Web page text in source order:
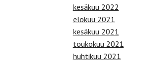
kesäkuu 2022
elokuu 2021
kesäkuu 2021
toukokuu 2021
huhtikuu 2021